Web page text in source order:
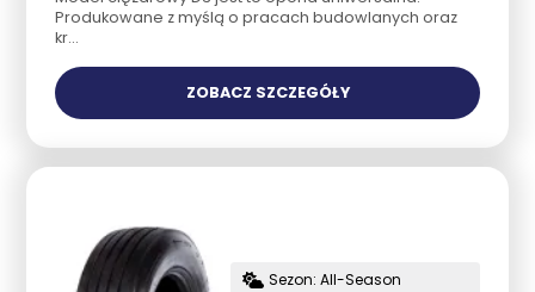
Produkowane z myślą o pracach budowlanych oraz
kr...
ZOBACZ SZCZEGÓŁY
Sezon: All-Season